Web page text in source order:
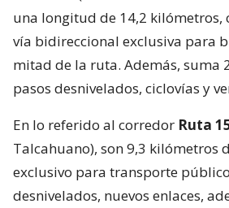
una longitud de 14,2 kilómetros,
vía bidireccional exclusiva para
mitad de la ruta. Además, suma
pasos desnivelados, ciclovías y
En lo referido al corredor Ruta
Talcahuano), son 9,3 kilómetros
exclusivo para transporte
desnivelados, nuevos enlaces,